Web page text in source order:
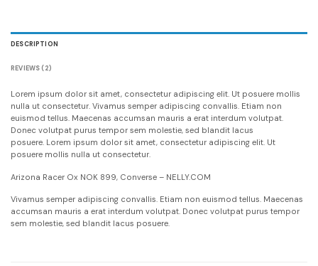
DESCRIPTION
REVIEWS (2)
Lorem ipsum dolor sit amet, consectetur adipiscing elit. Ut posuere mollis
nulla ut consectetur. Vivamus semper adipiscing convallis. Etiam non
euismod tellus. Maecenas accumsan mauris a erat interdum volutpat.
Donec volutpat purus tempor sem molestie, sed blandit lacus
posuere. Lorem ipsum dolor sit amet, consectetur adipiscing elit. Ut
posuere mollis nulla ut consectetur.
Arizona Racer Ox NOK 899, Converse – NELLY.COM
Vivamus semper adipiscing convallis. Etiam non euismod tellus. Maecenas
accumsan mauris a erat interdum volutpat. Donec volutpat purus tempor
sem molestie, sed blandit lacus posuere.